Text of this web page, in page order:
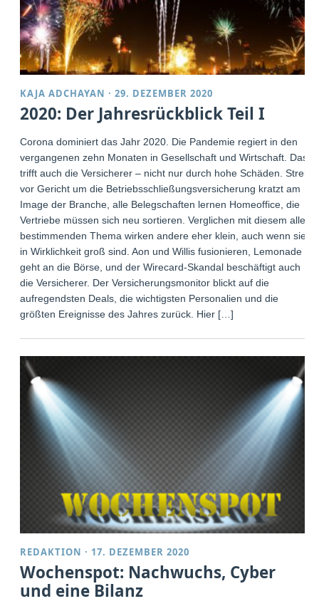
KAJA ADCHAYAN ·29. DEZEMBER 2020
2020: Der Jahresrückblick Teil I
Corona dominiert das Jahr 2020. Die Pandemie regiert in den
vergangenen zehn Monaten in Gesellschaft und Wirtschaft. Das
trifft auch die Versicherer – nicht nur durch hohe Schäden. Streit
vor Gericht um die Betriebsschließungsversicherung kratzt am
Image der Branche, alle Belegschaften lernen Homeoffice, die
Vertriebe müssen sich neu sortieren. Verglichen mit diesem alles
bestimmenden Thema wirken andere eher klein, auch wenn sie
in Wirklichkeit groß sind. Aon und Willis fusionieren, Lemonade
geht an die Börse, und der Wirecard-Skandal beschäftigt auch
die Versicherer. Der Versicherungsmonitor blickt auf die
aufregendsten Deals, die wichtigsten Personalien und die
größten Ereignisse des Jahres zurück. Hier […]
REDAKTION · 17. DEZEMBER 2020
Wochenspot: Nachwuchs, Cyber
und eine Bilanz